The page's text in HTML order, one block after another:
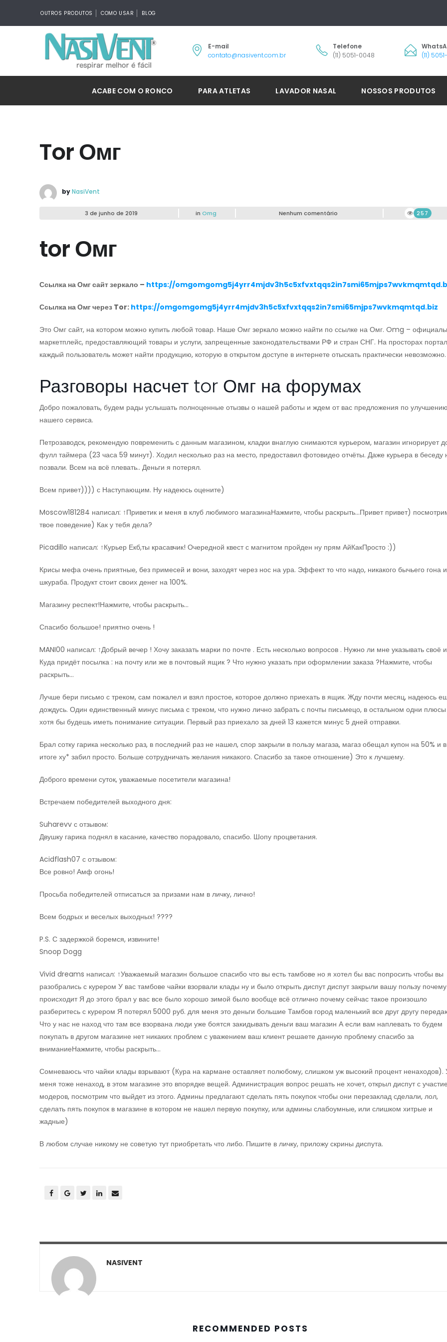
OUTROS PRODUTOS COMO USAR BLOG
E-mail
contato@nasivent.com.br
Telefone
(11) 5051-0048
(11)
ACABE COM O RONCO PARA ATLETAS LAVADOR NASAL NOSSOS PRODUTOS
Tor Омг
byNasiVent
3 de junho de 2019 in Omg Nenhum comentário 257
tor Омг
Ссылка на Омг сайт зеркало – https://
Ссылка на Омг через Tor: https://omgomgomg5j4yrr4mjdv3h5c5xfvxtqqs2in7smi65mjps7wvkmqmtqd.biz
Это Омг сайт, на котором можно купить любой товар. Наше Омг зеркало можно найти по ссылке на Омг. Omg –
маркетплейс, предоставляющий товары и услуги, запрещенные законодательствами РФ и стран СНГ. На просторах
каждый пользователь может найти продукцию, которую в открытом доступе в интернете отыскать практически невозможно.
Разговоры насчет tor Омг на форумах
Добро пожаловать, будем рады услышать полноценные отызвы о нашей работы и ждем от вас предложения по улучшению
нашего сервиса.
Петрозаводск, рекомендую повременить с данным магазином, кладки внаглую снимаются курьером, магазин игнорирует
фулл таймера (23 часа 59 минут). Ходил несколько раз на место, предоставил фотовидео отчёты. Даже курьера в беседу
позвали. Всем на всё плевать.. Деньги я потерял.
Всем привет)))) с Наступающим. Ну надеюсь оцените)
Moscow181284 написал: ↑Приветик и меня в клуб любимого магазинаНажмите, чтобы раскрыть…Привет привет)
твое поведение) Как у тебя дела?
Picadillo написал: ↑Курьер Екб,ты красавчик! Очередной квест с магнитом пройден ну прям АйКакПросто :))
Крисы мефа очень приятные, без примесей и вони, заходят через нос на ура. Эффект то что надо, никакого бычьего гона и
шкураба. Продукт стоит своих денег на 100%.
Магазину респект!Нажмите, чтобы раскрыть…
Спасибо большое! приятно очень !
MANI00 написал: ↑Добрый вечер ! Хочу заказать марки по почте . Есть несколько вопросов . Нужно ли мне указывать своё
Куда придёт посылка : на почту или же в почтовый ящик ? Что нужно указать при оформлении заказа ?Нажмите, чтобы
раскрыть…
Лучше бери письмо с треком, сам пожалел и взял простое, которое должно приехать в ящик. Жду почти месяц, надеюсь
дождусь. Один единственный минус письма с треком, что нужно лично забрать с почты письмецо, в остальном одни
хотя бы будешь иметь понимание ситуации. Первый раз приехало за дней 13 кажется минус 5 дней отправки.
Брал сотку гарика несколько раз, в последний раз не нашел, спор закрыли в пользу магаза, магаз обещал купон на 50% и в
итоге ху* забил просто. Больше сотрудничать желания никакого. Спасибо за такое отношение) Это к лучшему.
Доброго времени суток, уважаемые посетители магазина!
Встречаем победителей выходного дня:
Suharevv с отзывом:
Двушку гарика поднял в касание, качество порадовало, спасибо. Шопу процветания.
Acidflash07 с отзывом:
Все ровно! Амф огонь!
Просьба победителей отписаться за призами нам в личку, лично!
Всем бодрых и веселых выходных! ????
P.S. С задержкой боремся, извините!
Snoop Dogg
Vivid dreams написал: ↑Уважаемый магазин большое спасибо что вы есть тамбове но я хотел бы вас попросить чтобы вы
разобрались с курером У вас тамбове чайки взорвали клады ну и было открыть диспут диспут закрыли вашу пользу почему
происходит Я до этого брал у вас все было хорошо зимой было вообще всё отлично почему сейчас такое произошло
разберитесь с курером Я потерял 5000 руб. для меня это деньги большие Тамбов город маленький все друг другу
Что у нас не наход что там все взорвана люди уже боятся закидывать деньги ваш магазин А если вам наплевать то будем
покупать в другом магазине нет никаких проблем с уважением ваш клиент решаете данную проблему спасибо за
вниманиеНажмите, чтобы раскрыть…
Сомневаюсь что чайки клады взрывают (Кура на кармане оставляет полюбому, слишком уж высокий процент ненаходов).
меня тоже ненаход, в этом магазине это впорядке вещей. Администрация вопрос решать не хочет, открыл диспут с
модеров, посмотрим что выйдет из этого. Админы предлагают сделать пять покупок чтобы они перезаклад сделали, лол,
сделать пять покупок в магазине в котором не нашел первую покупку, или админы слабоумные, или слишком хитрые и
жадные)
В любом случае никому не советую тут приобретать что либо. Пишите в личку, приложу скрины диспута.
NASIVENT
RECOMMENDED POSTS